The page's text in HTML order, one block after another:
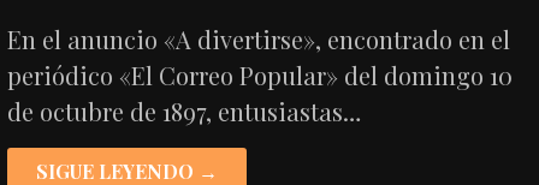
En el anuncio «A divertirse», encontrado en el
periódico «El Correo Popular» del domingo 10
de octubre de 1897, entusiastas…
SIGUE LEYENDO →